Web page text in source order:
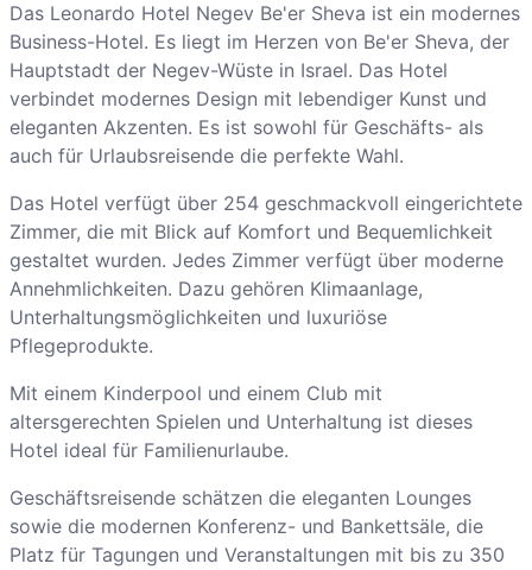
Das Leonardo Hotel Negev Be'er Sheva ist ein modernes
Business-Hotel. Es liegt im Herzen von Be'er Sheva, der
Hauptstadt der Negev-Wüste in Israel. Das Hotel
verbindet modernes Design mit lebendiger Kunst und
eleganten Akzenten. Es ist sowohl für Geschäfts- als
auch für Urlaubsreisende die perfekte Wahl.
Das Hotel verfügt über 254 geschmackvoll eingerichtete
Zimmer, die mit Blick auf Komfort und Bequemlichkeit
gestaltet wurden. Jedes Zimmer verfügt über moderne
Annehmlichkeiten. Dazu gehören Klimaanlage,
Unterhaltungsmöglichkeiten und luxuriöse
Pflegeprodukte.
Mit einem Kinderpool und einem Club mit
altersgerechten Spielen und Unterhaltung ist dieses
Hotel ideal für Familienurlaube.
Geschäftsreisende schätzen die eleganten Lounges
sowie die modernen Konferenz- und Bankettsäle, die
Platz für Tagungen und Veranstaltungen mit bis zu 350